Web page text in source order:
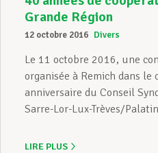
Grande Région
12 octobre 2016 Divers
Le 11 octobre 2016, une
organisée à Remich dans le
anniversaire du Conseil
Sarre-Lor-Lux-Trèves/
LIRE PLUS